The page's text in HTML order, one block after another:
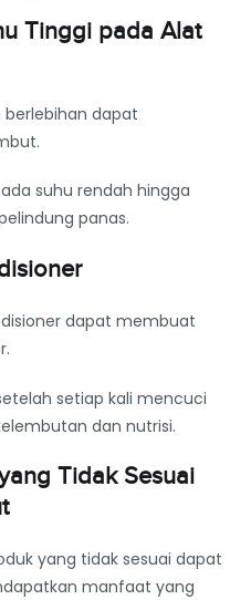
Tinggi pada Alat
berlebihan dapat
suhu rendah hingga
panas.
dapat membuat
setiap kali mencuci
dan nutrisi.
Tidak Sesuai
yang tidak sesuai dapat
manfaat yang